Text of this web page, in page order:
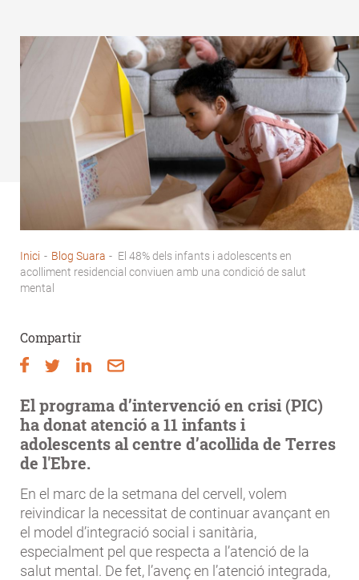
Fil
d'Ariadna
Inici - Blog Suara - El 48% dels infants i adolescents en
acolliment residencial conviuen amb una condició de salut
mental
Compartir
El programa d’intervenció en crisi (PIC)
ha donat atenció a 11 infants i
adolescents al centre d’acollida de Terres
de l'Ebre.
En el marc de la setmana del cervell, volem
reivindicar la necessitat de continuar avançant en
el model d’integració social i sanitària,
especialment pel que respecta a l’atenció de la
salut mental. De fet, l’avenç en l’atenció integrada,